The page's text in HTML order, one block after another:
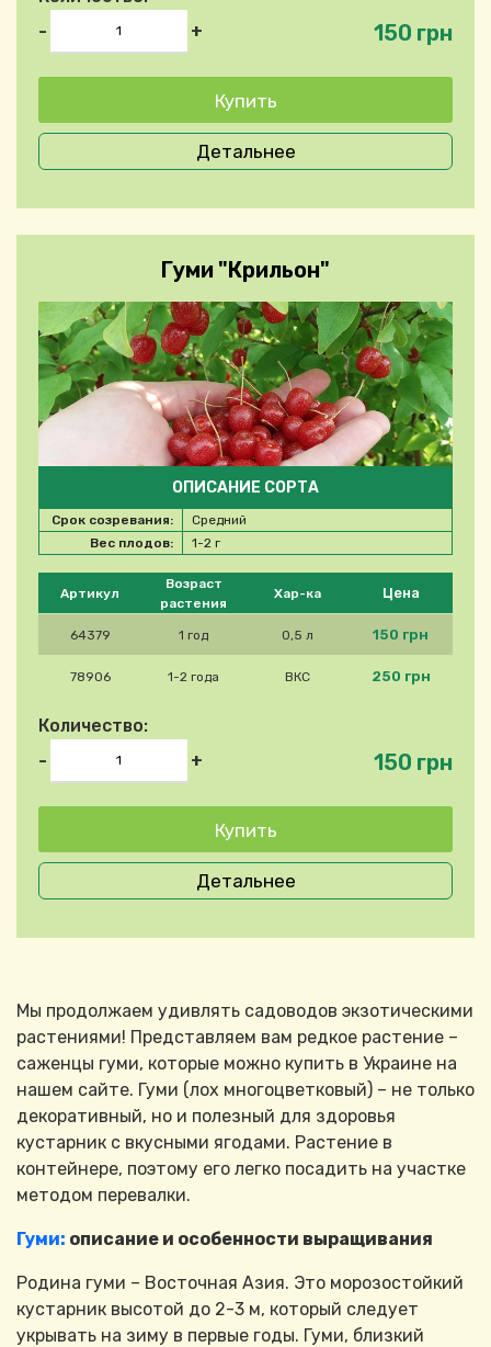
-
+ 150 грн
Детальнее
Гуми "Крильон"
Please select product
Артикул
Возраст
растения
Хар-ка Цена
64379 1 год 0,5 л 150 грн
78906 1-2 года ВКС 250 грн
Количество:
-
+ 150 грн
ОПИСАНИЕ СОРТА
Срок созревания:
Средний
Вес плодов:
1-2 г
Детальнее
Мы продолжаем удивлять садоводов экзотическими
растениями! Представляем вам редкое растение –
саженцы гуми, которые можно купить в Украине на
нашем сайте. Гуми (лох многоцветковый) – не только
декоративный, но и полезный для здоровья
кустарник с вкусными ягодами. Растение в
контейнере, поэтому его легко посадить на участке
методом перевалки.
Гуми: описание и особенности выращивания
Родина гуми – Восточная Азия. Это морозостойкий
кустарник высотой до 2-3 м, который следует
укрывать на зиму в первые годы. Гуми, близкий